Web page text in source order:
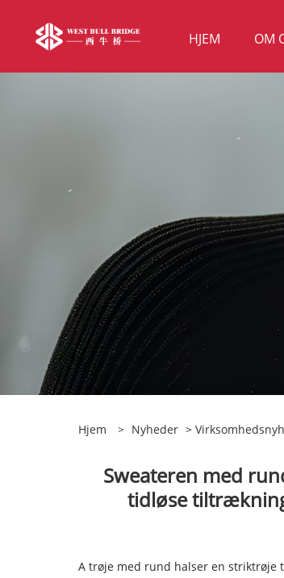
HJEM OM
Hjem > Nyheder >
Sweateren med
tidløse
A trøje med rund halser en striktrøje